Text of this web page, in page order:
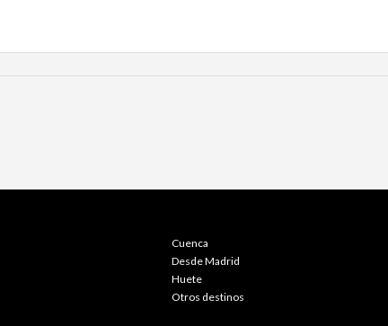
Cuenca
Desde Madrid
Huete
Otros destinos